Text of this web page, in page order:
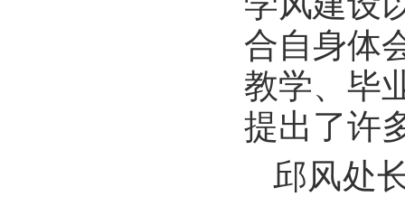
合自身体
教学、毕
提出了许
邱风处